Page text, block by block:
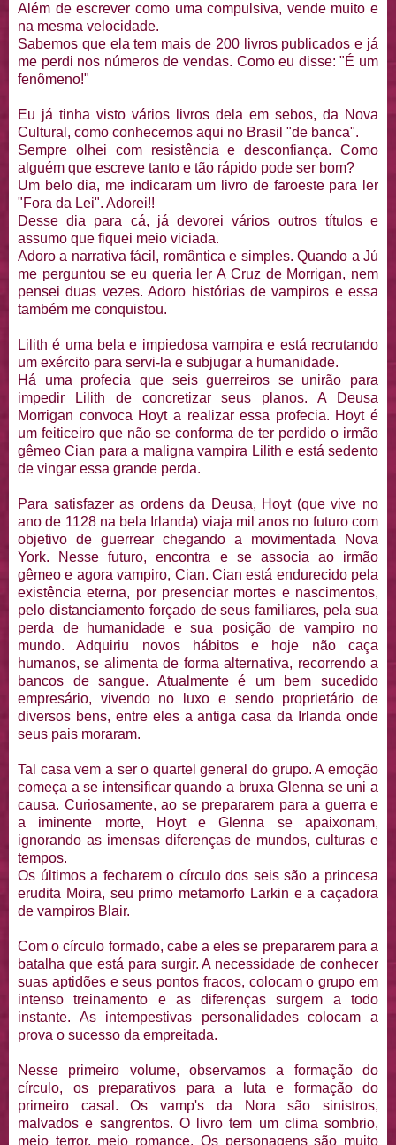
Além de escrever como uma compulsiva, vende muito e
na mesma velocidade.
Sabemos que ela tem mais de 200 livros publicados e já
me perdi nos números de vendas. Como eu disse: "É um
fenômeno!"
Eu já tinha visto vários livros dela em sebos, da Nova
Cultural, como conhecemos aqui no Brasil "de banca".
Sempre olhei com resistência e desconfiança. Como
alguém que escreve tanto e tão rápido pode ser bom?
Um belo dia, me indicaram um livro de faroeste para ler
"Fora da Lei". Adorei!!
Desse dia para cá, já devorei vários outros títulos e
assumo que fiquei meio viciada.
Adoro a narrativa fácil, romântica e simples. Quando a Jú
me perguntou se eu queria ler A Cruz de Morrigan, nem
pensei duas vezes. Adoro histórias de vampiros e essa
também me conquistou.
Lilith é uma bela e impiedosa vampira e está recrutando
um exército para servi-la e subjugar a humanidade.
Há uma profecia que seis guerreiros se unirão para
impedir Lilith de concretizar seus planos. A Deusa
Morrigan convoca Hoyt a realizar essa profecia. Hoyt é
um feiticeiro que não se conforma de ter perdido o irmão
gêmeo Cian para a maligna vampira Lilith e está sedento
de vingar essa grande perda.
Para satisfazer as ordens da Deusa, Hoyt (que vive no
ano de 1128 na bela Irlanda) viaja mil anos no futuro com
objetivo de guerrear chegando a movimentada Nova
York. Nesse futuro, encontra e se associa ao irmão
gêmeo e agora vampiro, Cian. Cian está endurecido pela
existência eterna, por presenciar mortes e nascimentos,
pelo distanciamento forçado de seus familiares, pela sua
perda de humanidade e sua posição de vampiro no
mundo. Adquiriu novos hábitos e hoje não caça
humanos, se alimenta de forma alternativa, recorrendo a
bancos de sangue. Atualmente é um bem sucedido
empresário, vivendo no luxo e sendo proprietário de
diversos bens, entre eles a antiga casa da Irlanda onde
seus pais moraram.
Tal casa vem a ser o quartel general do grupo. A emoção
começa a se intensificar quando a bruxa Glenna se uni a
causa. Curiosamente, ao se prepararem para a guerra e
a iminente morte, Hoyt e Glenna se apaixonam,
ignorando as imensas diferenças de mundos, culturas e
tempos.
Os últimos a fecharem o círculo dos seis são a princesa
erudita Moira, seu primo metamorfo Larkin e a caçadora
de vampiros Blair.
Com o círculo formado, cabe a eles se prepararem para a
batalha que está para surgir. A necessidade de conhecer
suas aptidões e seus pontos fracos, colocam o grupo em
intenso treinamento e as diferenças surgem a todo
instante. As intempestivas personalidades colocam a
prova o sucesso da empreitada.
Nesse primeiro volume, observamos a formação do
círculo, os preparativos para a luta e formação do
primeiro casal. Os vamp's da Nora são sinistros,
malvados e sangrentos. O livro tem um clima sombrio,
meio terror, meio romance. Os personagens são muito